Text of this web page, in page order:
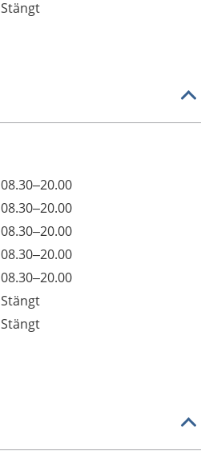
Stängt
08.30–20.00
08.30–20.00
08.30–20.00
08.30–20.00
08.30–20.00
Stängt
Stängt